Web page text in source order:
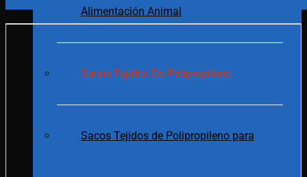
Alimentación Animal
Sacos Tejidos De Polipropileno
Sacos Tejidos de Polipropileno para